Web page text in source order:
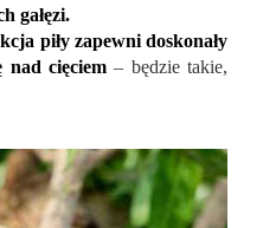
gałęzi.
piły zapewni doskonały
nad cięciem– będzie takie,